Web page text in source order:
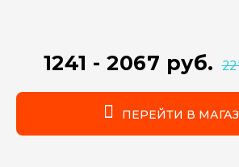
1241 - 2067 руб.
ПЕРЕЙТИ В